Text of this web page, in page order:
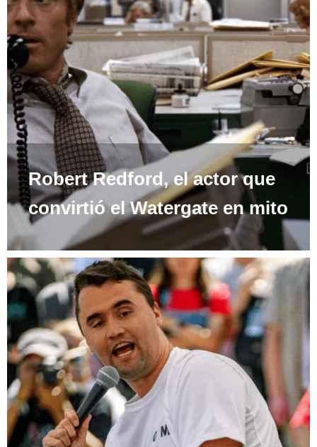
Robert Redford, el actor que
convirtió el Watergate en mito